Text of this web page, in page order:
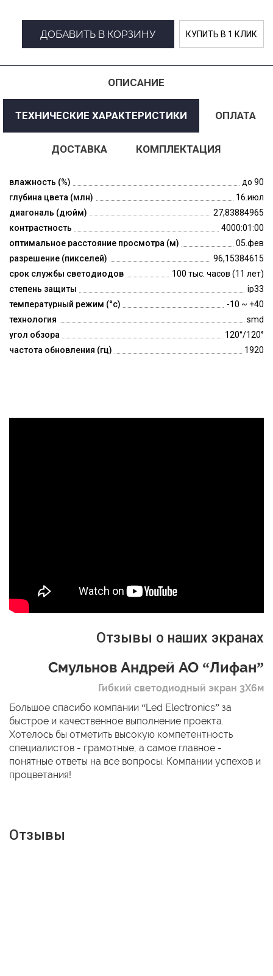
ДОБАВИТЬ В КОРЗИНУ КУПИТЬ В 1 КЛИК
ОПИСАНИЕ
ТЕХНИЧЕСКИЕ ХАРАКТЕРИСТИКИ ОПЛАТА
ДОСТАВКА КОМПЛЕКТАЦИЯ
влажность (%)
до 90
глубина цвета (млн)
16.июл
диагональ (дюйм)
27,83884965
контрастность
4000:01:00
оптимальное расстояние просмотра (м)
05.фев
разрешение (пикселей)
96,15384615
срок службы светодиодов
100 тыс. часов (11 лет)
степень защиты
ip33
температурный режим (°c)
-10 ~ +40
технология
smd
угол обзора
120°/120°
частота обновления (гц)
1920
Отзывы о наших экранах
Смульнов Андрей АО “Лифан”
Гибкий светодиодный экран 3Х6м
Большое спасибо компании “Led Electronics” за
быстрое и качественное выполнение проекта.
Хотелось бы отметить высокую компетентность
специалистов - грамотные, а самое главное -
понятные ответы на все вопросы. Компании успехов и
процветания!
Отзывы